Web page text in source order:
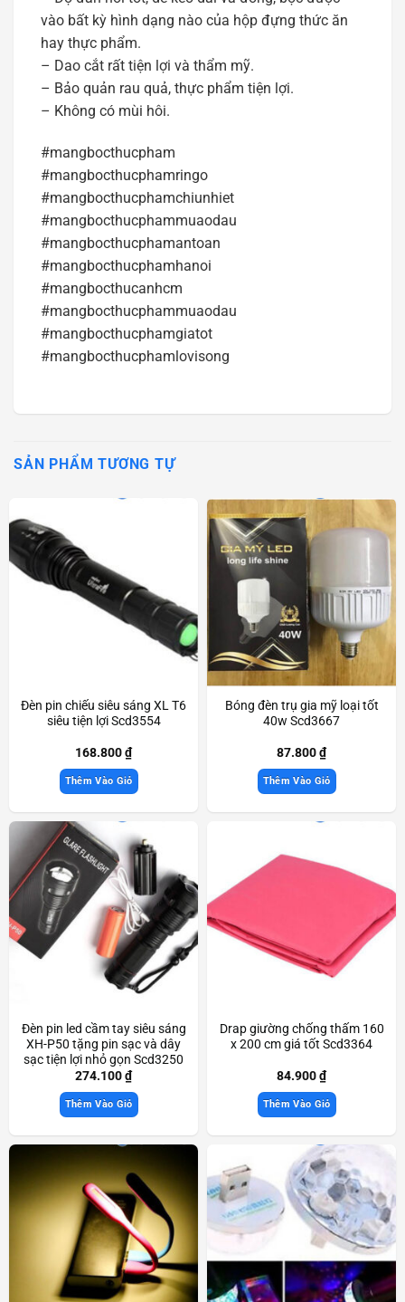
vào bất kỳ hình dạng nào của hộp đựng thức ăn
hay thực phẩm.
– Dao cắt rất tiện lợi và thẩm mỹ.
– Bảo quản rau quả, thực phẩm tiện lợi.
– Không có mùi hôi.
#mangbocthucpham
#mangbocthucphamringo
#mangbocthucphamchiunhiet
#mangbocthucphammuaodau
#mangbocthucphamantoan
#mangbocthucphamhanoi
#mangbocthucanhcm
#mangbocthucphammuaodau
#mangbocthucphamgiatot
#mangbocthucphamlovisong
SẢN PHẨM TƯƠNG TỰ
Đèn pin chiếu siêu sáng XL T6
siêu tiện lợi Scd3554
168.800₫
Thêm Vào Giỏ
Bóng đèn trụ gia mỹ loại tốt
40w Scd3667
87.800₫
Thêm Vào Giỏ
Đèn pin led cầm tay siêu sáng
XH-P50 tặng pin sạc và dây
sạc tiện lợi nhỏ gọn Scd3250
274.100₫
Thêm Vào Giỏ
Drap giường chống thấm 160
x 200 cm giá tốt Scd3364
84.900₫
Thêm Vào Giỏ